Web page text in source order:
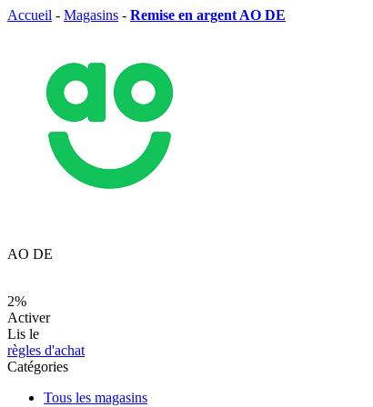
Accueil - Magasins - Remise en argent AO DE
AO DE
2%
Activer
Lis le
règles d'achat
Catégories
Tous les magasins